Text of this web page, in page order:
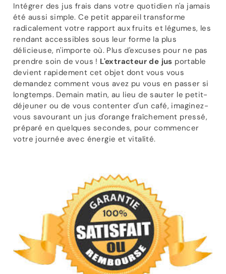
Intégrer des jus frais dans votre quotidien n'a jamais
été aussi simple. Ce petit appareil transforme
radicalement votre rapport aux fruits et légumes, les
rendant accessibles sous leur forme la plus
délicieuse, n'importe où. Plus d'excuses pour ne pas
prendre soin de vous ! L'extracteur de jus portable
devient rapidement cet objet dont vous vous
demandez comment vous avez pu vous en passer si
longtemps. Demain matin, au lieu de sauter le petit-
déjeuner ou de vous contenter d'un café, imaginez-
vous savourant un jus d'orange fraîchement pressé,
préparé en quelques secondes, pour commencer
votre journée avec énergie et vitalité.